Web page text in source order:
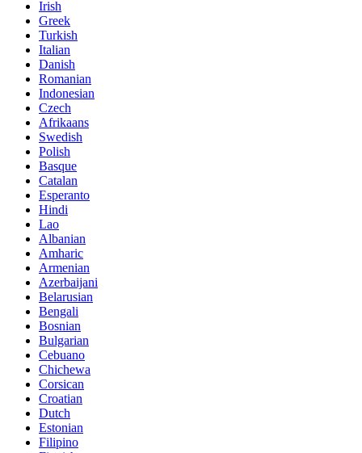
Irish
Greek
Turkish
Italian
Danish
Romanian
Indonesian
Czech
Afrikaans
Swedish
Polish
Basque
Catalan
Esperanto
Hindi
Lao
Albanian
Amharic
Armenian
Azerbaijani
Belarusian
Bengali
Bosnian
Bulgarian
Cebuano
Chichewa
Corsican
Croatian
Dutch
Estonian
Filipino